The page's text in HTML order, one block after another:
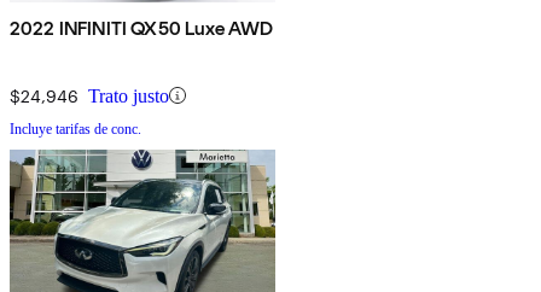
2022 INFINITI QX50 Luxe AWD
$24,946 Trato justo
Incluye tarifas de conc.